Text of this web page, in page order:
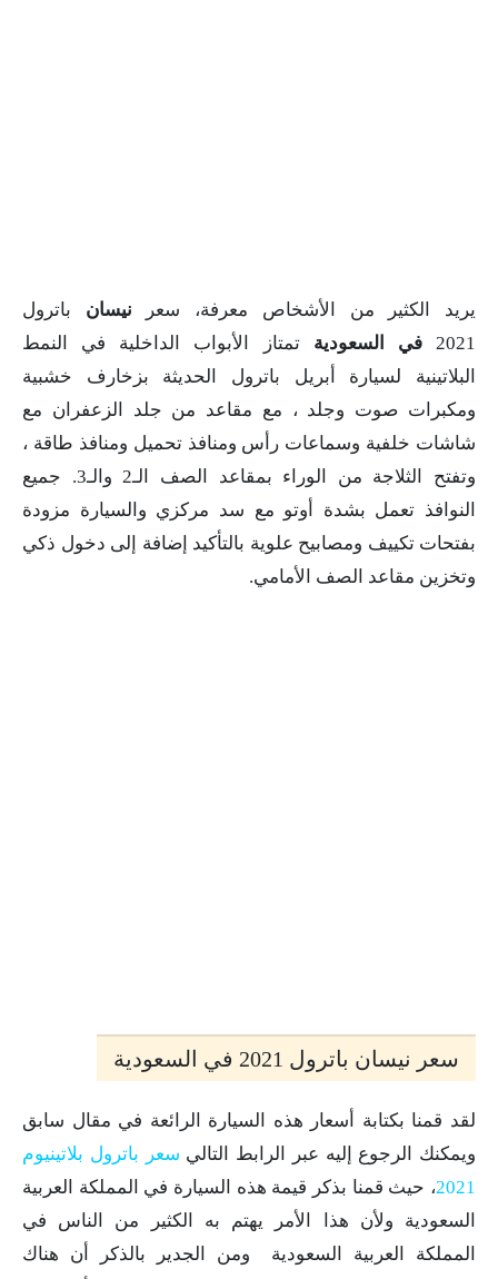
يريد الكثير من الأشخاص معرفة، سعر نيسان باترول
2021
في السعوديةتمتاز الأبواب الداخلية في النمط
البلاتينية لسيارة أبريل باترول الحديثة بزخارف خشبية
ومكبرات صوت وجلد ، مع مقاعد من جلد الزعفران مع
شاشات خلفية وسماعات رأس ومنافذ تحميل ومنافذ طاقة ،
وتفتح الثلاجة من الوراء بمقاعد الصف الـ2 والـ3. جميع
النوافذ تعمل بشدة أوتو مع سد مركزي والسيارة مزودة
بفتحات تكييف ومصابيح علوية بالتأكيد إضافة إلى دخول ذكي
وتخزين مقاعد الصف الأمامي.
سعر نيسان باترول 2021 في السعودية
لقد قمنا بكتابة أسعار هذه السيارة الرائعة في مقال سابق
ويمكنك الرجوع إليه عبر الرابط التالي سعر باترول بلاتينيوم
2021، حيث قمنا بذكر قيمة هذه السيارة في المملكة العربية
السعودية ولأن هذا الأمر يهتم به الكثير من الناس في
المملكة العربية السعودية ومن الجدير بالذكر أن هناك